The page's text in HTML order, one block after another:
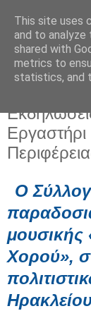
Παρασκευή 4
Ο
μουσικής
Χορού»,
This site uses
and to analyze
shared with
metrics to
statistics, and